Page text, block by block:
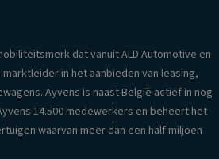
dat vanuit ALD Automotive en
in het aanbieden van leasing,
Ayvens is naast België actief in nog
14.500 medewerkers en beheert het
waarvan meer dan een half miljoen